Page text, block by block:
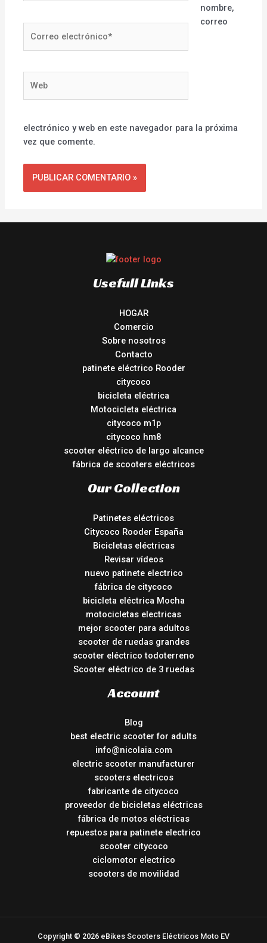
electrónico*
nombre,
correo
electrónico y web en este navegador para la próxima
vez que comente.
Usefull Links
HOGAR
Comercio
Sobre nosotros
Contacto
patinete eléctrico Rooder
citycoco
bicicleta eléctrica
Motocicleta eléctrica
citycoco m1p
citycoco hm8
scooter eléctrico de largo alcance
fábrica de scooters eléctricos
Our Collection
Patinetes eléctricos
Citycoco Rooder España
Bicicletas eléctricas
Revisar vídeos
nuevo patinete electrico
fábrica de citycoco
bicicleta eléctrica Mocha
motocicletas electricas
mejor scooter para adultos
scooter de ruedas grandes
scooter eléctrico todoterreno
Scooter eléctrico de 3 ruedas
Account
Blog
best electric scooter for adults
info@nicolaia.com
electric scooter manufacturer
scooters electricos
fabricante de citycoco
proveedor de bicicletas eléctricas
fábrica de motos eléctricas
repuestos para patinete electrico
scooter citycoco
ciclomotor electrico
scooters de movilidad
Copyright © 2026 eBikes Scooters Eléctricos Moto EV